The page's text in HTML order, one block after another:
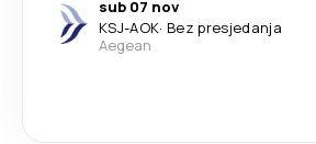
sub 07 nov
KSJ-AOK· Bez presjedanja
Aegean